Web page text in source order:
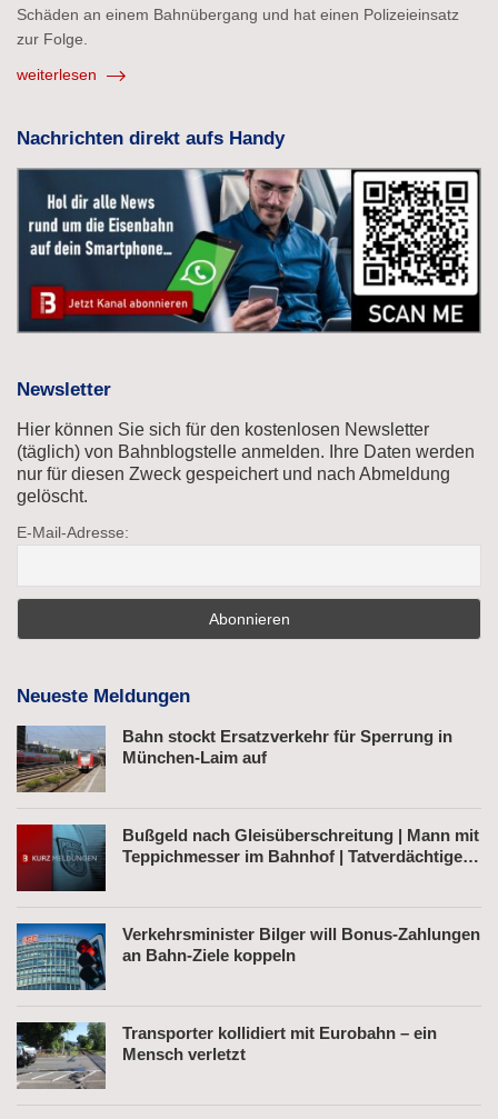
Schäden an einem Bahnübergang und hat einen Polizeieinsatz
zur Folge.
weiterlesen
Nachrichten direkt aufs Handy
Newsletter
Hier können Sie sich für den kostenlosen Newsletter
(täglich) von Bahnblogstelle anmelden. Ihre Daten werden
nur für diesen Zweck gespeichert und nach Abmeldung
gelöscht.
E-Mail-Adresse:
Neueste Meldungen
Bahn stockt Ersatzverkehr für Sperrung in
München-Laim auf
Bußgeld nach Gleisüberschreitung | Mann mit
Teppichmesser im Bahnhof | Tatverdächtiger
Verkehrsminister Bilger will Bonus-Zahlungen
an Bahn-Ziele koppeln
Transporter kollidiert mit Eurobahn – ein
Mensch verletzt